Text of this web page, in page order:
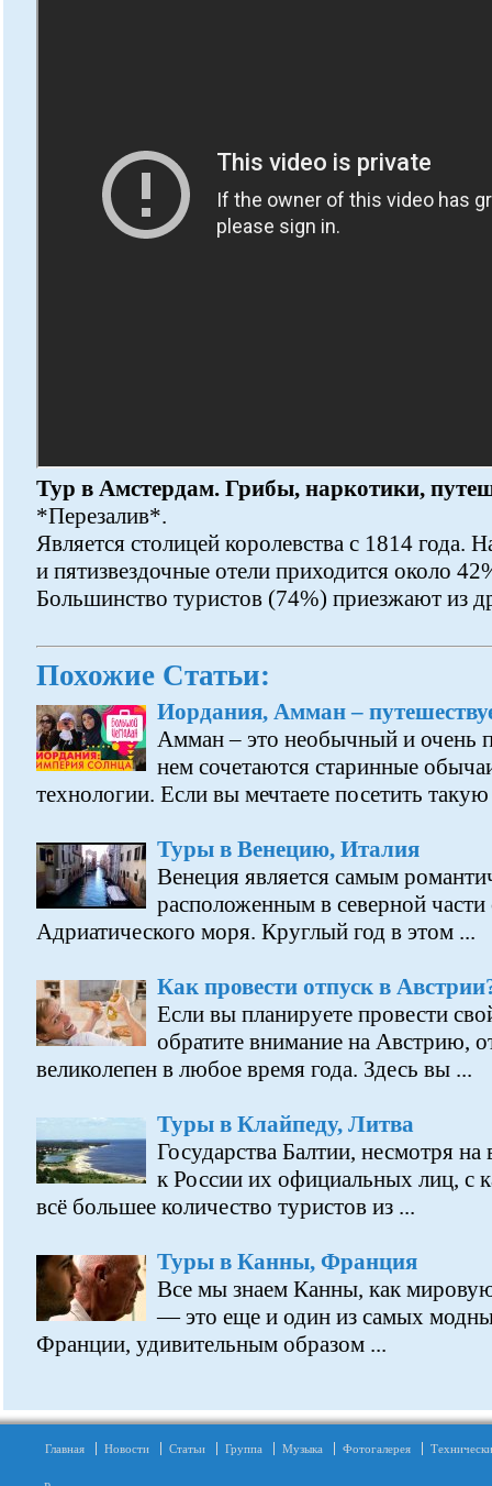
Тур в Амстердам. Грибы, наркотики,
*Перезалив*.
Является столицей королевства с 1814 года.
и пятизвездочные отели приходится около
Большинство туристов (74%) приезжают из
Похожие Статьи:
Иордания, Амман –
Амман – это необычный и очень
нем сочетаются старинные
технологии. Если вы мечтаете посетить
Туры в Венецию, Италия
Венеция является самым
расположенным в северной
Адриатического моря. Круглый год в этом ...
Как провести отпуск в
Если вы планируете провести
обратите внимание на Австрию,
великолепен в любое время года. Здесь вы ...
Туры в Клайпеду, Литва
Государства Балтии, несмотря
к России их официальных лиц,
всё большее количество туристов из ...
Туры в Канны, Франция
Все мы знаем Канны, как
— это еще и один из самых
Франции, удивительным образом ...
Главная Новости Статьи Группа Музыка Фотогалерея